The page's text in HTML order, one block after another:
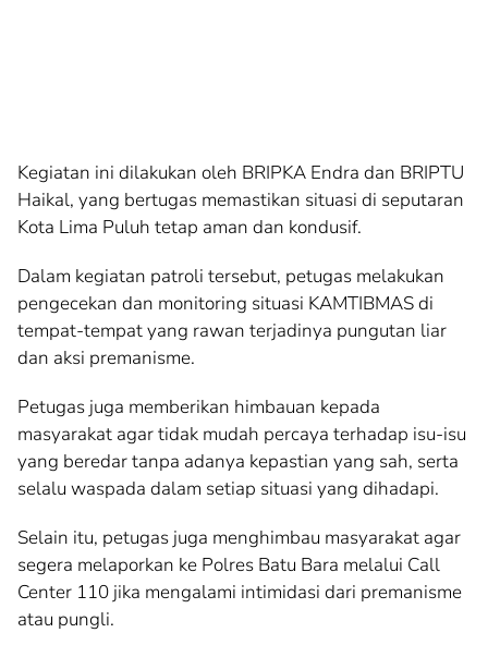
Kegiatan ini dilakukan oleh BRIPKA Endra dan BRIPTU
Haikal, yang bertugas memastikan situasi di seputaran
Kota Lima Puluh tetap aman dan kondusif.
Dalam kegiatan patroli tersebut, petugas melakukan
pengecekan dan monitoring situasi KAMTIBMAS di
tempat-tempat yang rawan terjadinya pungutan liar
dan aksi premanisme.
Petugas juga memberikan himbauan kepada
masyarakat agar tidak mudah percaya terhadap isu-isu
yang beredar tanpa adanya kepastian yang sah, serta
selalu waspada dalam setiap situasi yang dihadapi.
Selain itu, petugas juga menghimbau masyarakat agar
segera melaporkan ke Polres Batu Bara melalui Call
Center 110 jika mengalami intimidasi dari premanisme
atau pungli.